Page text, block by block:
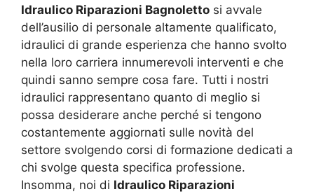
Idraulico Riparazioni Bagnoletto si avvale
dell’ausilio di personale altamente qualificato,
idraulici di grande esperienza che hanno svolto
nella loro carriera innumerevoli interventi e che
quindi sanno sempre cosa fare. Tutti i nostri
idraulici rappresentano quanto di meglio si
possa desiderare anche perché si tengono
costantemente aggiornati sulle novità del
settore svolgendo corsi di formazione dedicati a
chi svolge questa specifica professione.
Insomma, noi di Idraulico Riparazioni